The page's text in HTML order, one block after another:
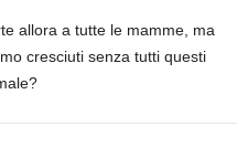
allora a tutte le mamme, ma
cresciuti senza tutti questi